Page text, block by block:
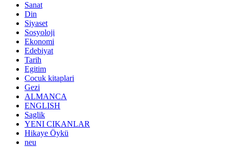
Sanat
Din
Siyaset
Sosyoloji
Ekonomi
Edebiyat
Tarih
Egitim
Cocuk kitaplari
Gezi
ALMANCA
ENGLISH
Saglik
YENI CIKANLAR
Hikaye Öykü
neu